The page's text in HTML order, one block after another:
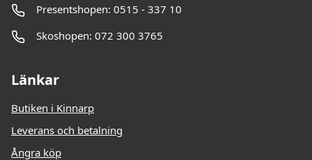
Presentshopen: 0515 - 337 10
Skoshopen: 072 300 3765
Länkar
Butiken i Kinnarp
Leverans och betalning
Ångra köp